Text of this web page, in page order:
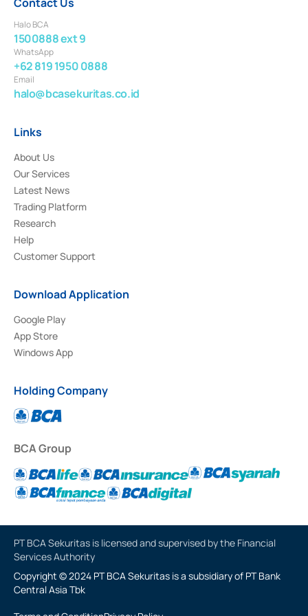
Halo BCA
1500888 ext 9
WhatsApp
+62 819 1950 0888
Email
halo@bcasekuritas.co.id
Links
About Us
Our Services
Latest News
Trading Platform
Research
Help
Customer Support
Download Application
Google Play
App Store
Windows App
Holding Company
BCA Group
PT BCA Sekuritas is licensed and supervised by the Financial
Services Authority
Copyright © 2024 PT BCA Sekuritas is a subsidiary of PT Bank
Central Asia Tbk